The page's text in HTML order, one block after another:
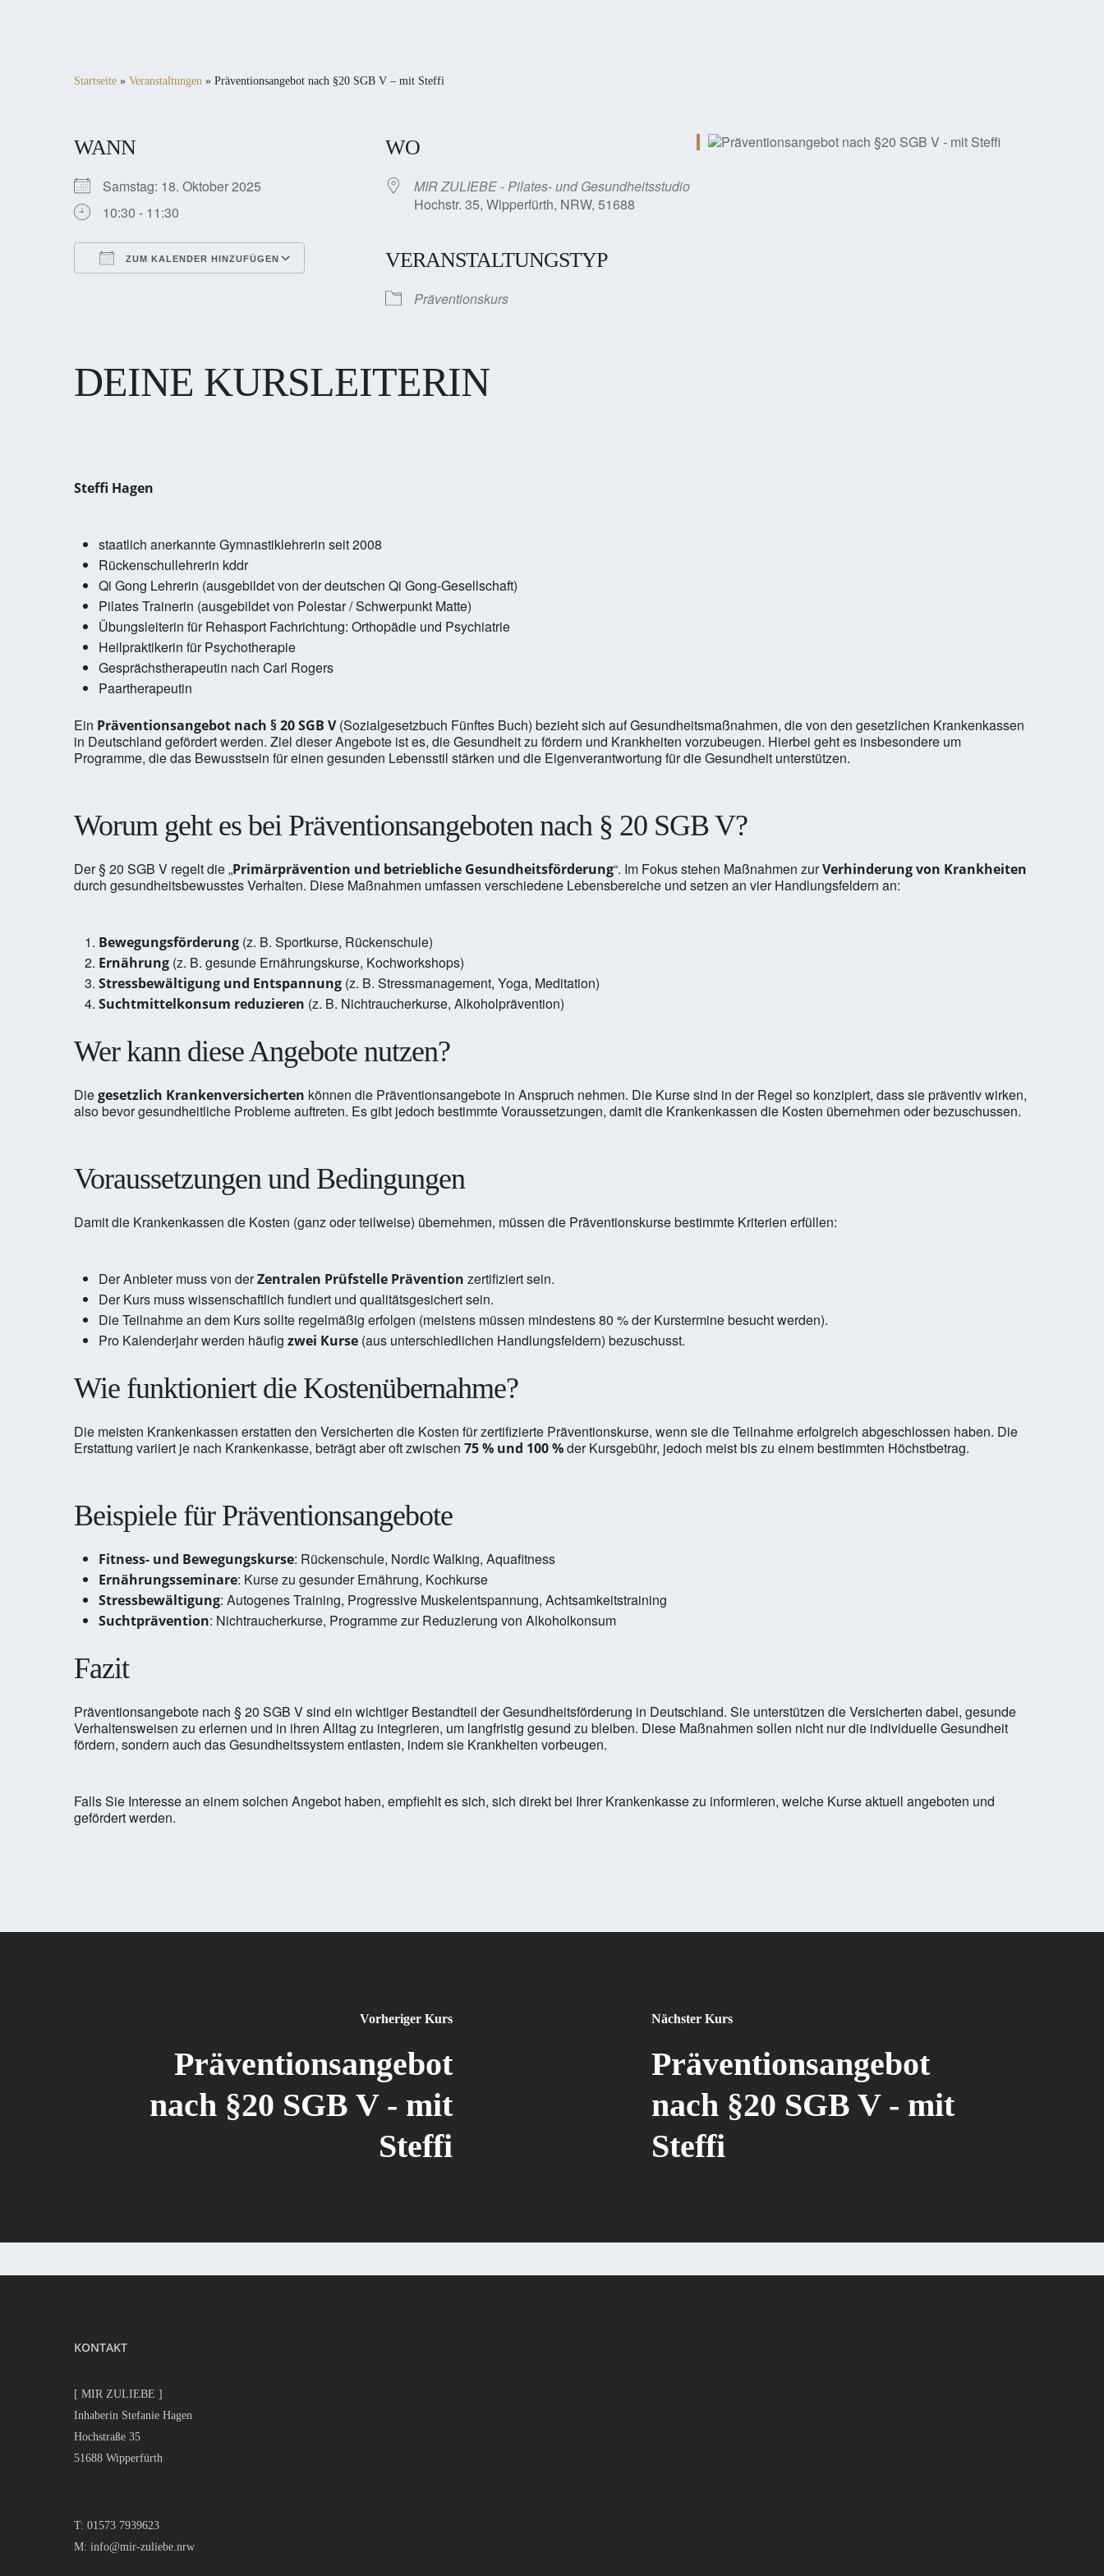
Startseite » Veranstaltungen » Präventionsangebot nach §20 SGB V – mit Steffi
WANN
Samstag: 18. Oktober 2025
10:30 - 11:30
ZUM KALENDER HINZUFÜGEN
WO
MIR ZULIEBE - Pilates- und Gesundheitsstudio
Hochstr. 35, Wipperfürth, NRW, 51688
VERANSTALTUNGSTYP
Präventionskurs
DEINE KURSLEITERIN
Steffi Hagen
staatlich anerkannte Gymnastiklehrerin seit 2008
Rückenschullehrerin kddr
Qi Gong Lehrerin (ausgebildet von der deutschen Qi Gong-Gesellschaft)
Pilates Trainerin (ausgebildet von Polestar / Schwerpunkt Matte)
Übungsleiterin für Rehasport Fachrichtung: Orthopädie und Psychiatrie
Heilpraktikerin für Psychotherapie
Gesprächstherapeutin nach Carl Rogers
Paartherapeutin
Ein Präventionsangebot nach § 20 SGB V(Sozialgesetzbuch Fünftes Buch) bezieht sich auf Gesundheitsmaßnahmen, die von den gesetzlichen Krankenkassen
in Deutschland gefördert werden. Ziel dieser Angebote ist es, die Gesundheit zu fördern und Krankheiten vorzubeugen. Hierbei geht es insbesondere um
Programme, die das Bewusstsein für einen gesunden Lebensstil stärken und die Eigenverantwortung für die Gesundheit unterstützen.
Worum geht es bei Präventionsangeboten nach § 20 SGB V?
Der § 20 SGB V regelt die „Primärprävention und betriebliche Gesundheitsförderung“. Im Fokus stehen Maßnahmen zurVerhinderung von Krankheiten
durch gesundheitsbewusstes Verhalten. Diese Maßnahmen umfassen verschiedene Lebensbereiche und setzen an vier Handlungsfeldern an:
Bewegungsförderung (z. B. Sportkurse, Rückenschule)
Ernährung (z. B. gesunde Ernährungskurse, Kochworkshops)
Stressbewältigung und Entspannung (z. B. Stressmanagement, Yoga, Meditation)
Suchtmittelkonsum reduzieren (z. B. Nichtraucherkurse, Alkoholprävention)
Wer kann diese Angebote nutzen?
Diegesetzlich Krankenversicherten können die Präventionsangebote in Anspruch nehmen. Die Kurse sind in der Regel so konzipiert, dass sie präventiv wirken,
also bevor gesundheitliche Probleme auftreten. Es gibt jedoch bestimmte Voraussetzungen, damit die Krankenkassen die Kosten übernehmen oder bezuschussen.
Voraussetzungen und Bedingungen
Damit die Krankenkassen die Kosten (ganz oder teilweise) übernehmen, müssen die Präventionskurse bestimmte Kriterien erfüllen:
Der Anbieter muss von derZentralen Prüfstelle Prävention zertifiziert sein.
Der Kurs muss wissenschaftlich fundiert und qualitätsgesichert sein.
Die Teilnahme an dem Kurs sollte regelmäßig erfolgen (meistens müssen mindestens 80 % der Kurstermine besucht werden).
Pro Kalenderjahr werden häufig zwei Kurse (aus unterschiedlichen Handlungsfeldern) bezuschusst.
Wie funktioniert die Kostenübernahme?
Die meisten Krankenkassen erstatten den Versicherten die Kosten für zertifizierte Präventionskurse, wenn sie die Teilnahme erfolgreich abgeschlossen haben. Die
Erstattung variiert je nach Krankenkasse, beträgt aber oft zwischen 75 % und 100 %der Kursgebühr, jedoch meist bis zu einem bestimmten Höchstbetrag.
Beispiele für Präventionsangebote
Fitness- und Bewegungskurse: Rückenschule, Nordic Walking, Aquafitness
Ernährungsseminare: Kurse zu gesunder Ernährung, Kochkurse
Stressbewältigung: Autogenes Training, Progressive Muskelentspannung, Achtsamkeitstraining
Suchtprävention: Nichtraucherkurse, Programme zur Reduzierung von Alkoholkonsum
Fazit
Präventionsangebote nach § 20 SGB V sind ein wichtiger Bestandteil der Gesundheitsförderung in Deutschland. Sie unterstützen die Versicherten dabei, gesunde
Verhaltensweisen zu erlernen und in ihren Alltag zu integrieren, um langfristig gesund zu bleiben. Diese Maßnahmen sollen nicht nur die individuelle Gesundheit
fördern, sondern auch das Gesundheitssystem entlasten, indem sie Krankheiten vorbeugen.
Falls Sie Interesse an einem solchen Angebot haben, empfiehlt es sich, sich direkt bei Ihrer Krankenkasse zu informieren, welche Kurse aktuell angeboten und
gefördert werden.
Vorheriger Kurs
Präventionsangebot
nach §20 SGB V - mit
Steffi
Nächster Kurs
Präventionsangebot
nach §20 SGB V - mit
Steffi
KONTAKT
[ MIR ZULIEBE ]
Inhaberin Stefanie Hagen
Hochstraße 35
51688 Wipperfürth
T: 01573 7939623
M: info@mir-zuliebe.nrw